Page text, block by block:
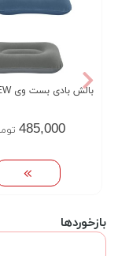
بالش بادی بست وی NEW
485,000
بازخوردها